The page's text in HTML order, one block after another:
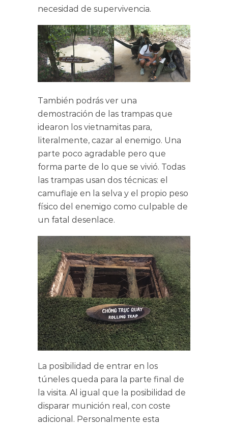
necesidad de supervivencia.
También podrás ver una
demostración de las trampas que
idearon los vietnamitas para,
literalmente, cazar al enemigo. Una
parte poco agradable pero que
forma parte de lo que se vivió. Todas
las trampas usan dos técnicas: el
camuflaje en la selva y el propio peso
físico del enemigo como culpable de
un fatal desenlace.
La posibilidad de entrar en los
túneles queda para la parte final de
la visita. Al igual que la posibilidad de
disparar munición real, con coste
adicional. Personalmente esta